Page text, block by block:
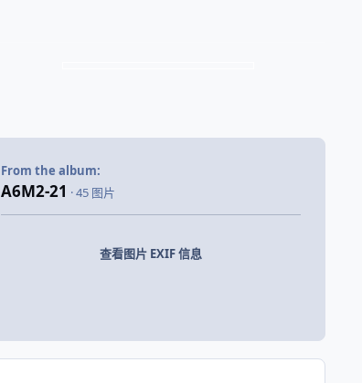
From the album:
A6M2-21 · 45 图片
查看图片 EXIF 信息